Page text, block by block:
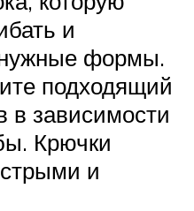
и
нужные формы.
подходящий
в зависимости
Крючки
и